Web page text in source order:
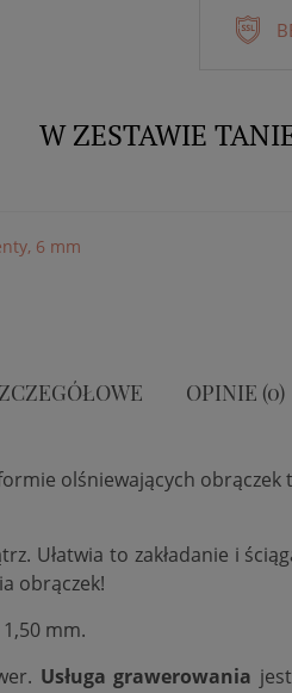
W ZESTAWIE
6 mm
OPINIE (0)
olśniewających obrączek
Ułatwia to zakładanie i
obrączek!
mm.
Usługa grawerowania